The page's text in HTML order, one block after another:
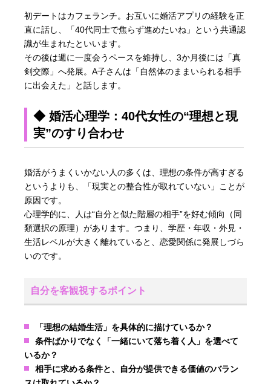
初デートはカフェランチ。お互いに婚活アプリの経験を正
直に話し、「40代同士で焦らず進めたいね」という共通認
識が生まれたといいます。
その後は週に一度会うペースを維持し、3か月後には「真
剣交際」へ発展。A子さんは「自然体のままいられる相手
に出会えた」と話します。
◆ 婚活心理学：40代女性の“理想と現
実”のすり合わせ
婚活がうまくいかない人の多くは、理想の条件が高すぎる
というよりも、「現実との整合性が取れていない」ことが
原因です。
心理学的に、人は“自分と似た階層の相手”を好む傾向（同
類選択の原理）があります。つまり、学歴・年収・外見・
生活レベルが大きく離れていると、恋愛関係に発展しづら
いのです。
自分を客観視するポイント
「理想の結婚生活」を具体的に描けているか？
条件ばかりでなく「一緒にいて落ち着く人」を選べて
いるか？
相手に求める条件と、自分が提供できる価値のバラン